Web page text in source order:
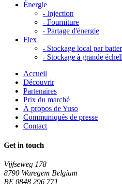
Énergie
- Injection
- Fourniture
- Partage d'énergie
Flex
- Stockage local par
- Stockage à grande
Accueil
Découvrir
Partenaires
Prix du marché
À propos de Yuso
Communiqués de presse
Contact
Get in touch
Vijfseweg 178
8790 Waregem Belgium
BE 0848 296 771